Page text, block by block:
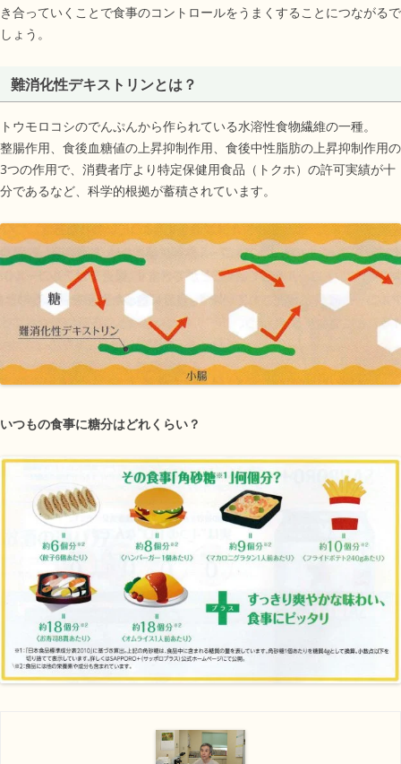
き合っていくことで食事のコントロールをうまくすることにつながるで
しょう。
難消化性デキストリンとは？
トウモロコシのでんぷんから作られている水溶性食物繊維の一種。
整腸作用、食後血糖値の上昇抑制作用、食後中性脂肪の上昇抑制作用の
3つの作用で、消費者庁より特定保健用食品（トクホ）の許可実績が十
分であるなど、科学的根拠が蓄積されています。
いつもの食事に糖分はどれくらい？